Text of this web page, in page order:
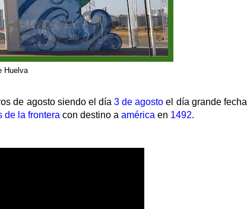
Huelva
de agosto siendo el día3 de agosto el día grande fecha
de la frontera con destino a américa en 1492.